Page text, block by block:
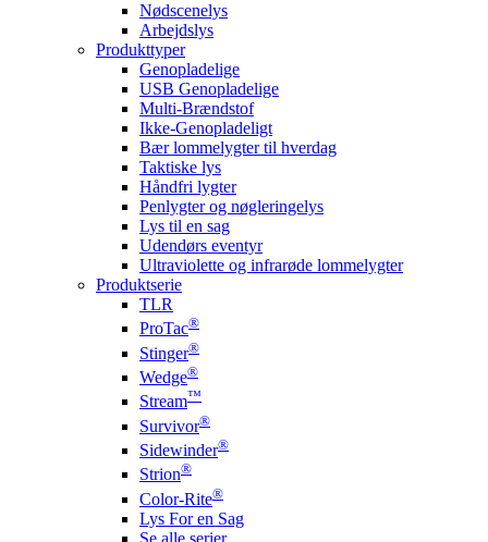
Nødscenelys
Arbejdslys
Produkttyper
Genopladelige
USB Genopladelige
Multi-Brændstof
Ikke-Genopladeligt
Bær lommelygter til hverdag
Taktiske lys
Håndfri lygter
Penlygter og nøgleringelys
Lys til en sag
Udendørs eventyr
Ultraviolette og infrarøde lommelygter
Produktserie
TLR
ProTac®
Stinger®
Wedge®
Stream™
Survivor®
Sidewinder®
Strion®
Color-Rite®
Lys For en Sag
Se alle serier